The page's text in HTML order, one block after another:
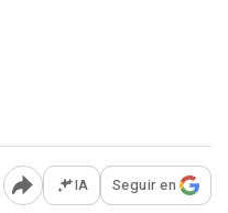
Abrir opciones para
IA Seguir en